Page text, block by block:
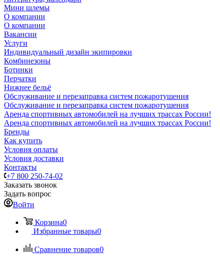
Мини шлемы
О компании
О компании
Вакансии
Услуги
Индивидуальный дизайн экипировки
Комбинезоны
Ботинки
Перчатки
Нижнее бельё
Обслуживание и перезаправка систем пожаротушения
Обслуживание и перезаправка систем пожаротушения
Аренда спортивных автомобилей на лучших трассах России!
Аренда спортивных автомобилей на лучших трассах России!
Бренды
Как купить
Условия оплаты
Условия доставки
Контакты
+7 800 250-74-02
Заказать звонок
Задать вопрос
Войти
Корзина0
Избранные товары0
Сравнение товаров0